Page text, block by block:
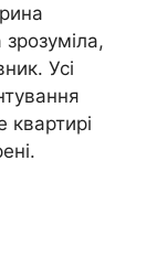
Усі
квартирі